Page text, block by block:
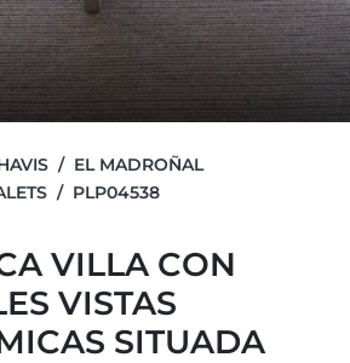
EL MADROÑAL
PLP04538
VILLA CON
VISTAS
SITUADA